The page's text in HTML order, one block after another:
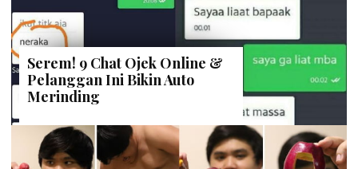
Serem! 9 Chat Ojek Online &
Pelanggan Ini Bikin Auto
Merinding